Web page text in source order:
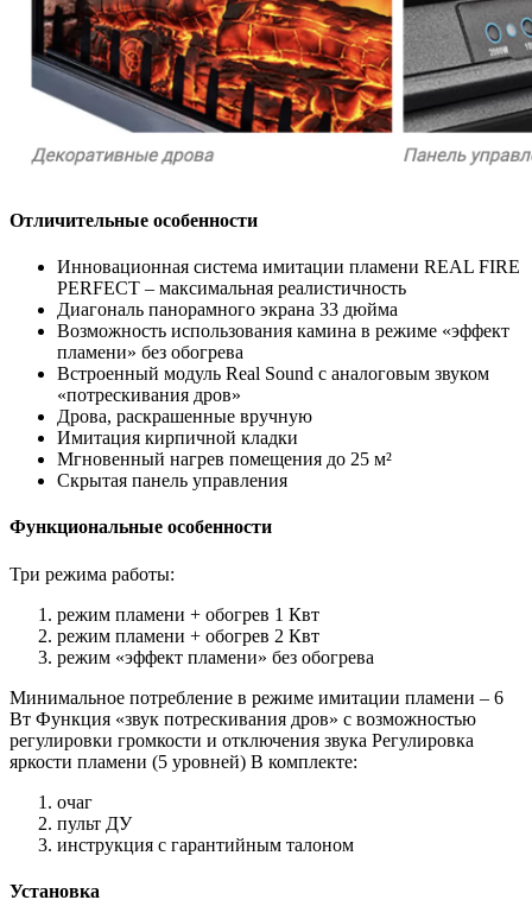
Отличительные особенности
Инновационная система имитации пламени REAL FIRE
PERFECT – максимальная реалистичность
Диагональ панорамного экрана 33 дюйма
Возможность использования камина в режиме «эффект
пламени» без обогрева
Встроенный модуль Real Sound с аналоговым звуком
«потрескивания дров»
Дрова, раскрашенные вручную
Имитация кирпичной кладки
Мгновенный нагрев помещения до 25 м²
Скрытая панель управления
Функциональные особенности
Три режима работы:
режим пламени + обогрев 1 Квт
режим пламени + обогрев 2 Квт
режим «эффект пламени» без обогрева
Минимальное потребление в режиме имитации пламени – 6
Вт Функция «звук потрескивания дров» с возможностью
регулировки громкости и отключения звука Регулировка
яркости пламени (5 уровней) В комплекте:
очаг
пульт ДУ
инструкция с гарантийным талоном
Установка